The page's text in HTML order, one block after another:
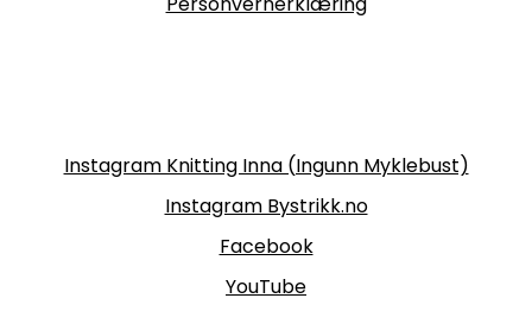
Instagram Knitting Inna (Ingunn Myklebust)
Instagram Bystrikk.no
Facebook
YouTube